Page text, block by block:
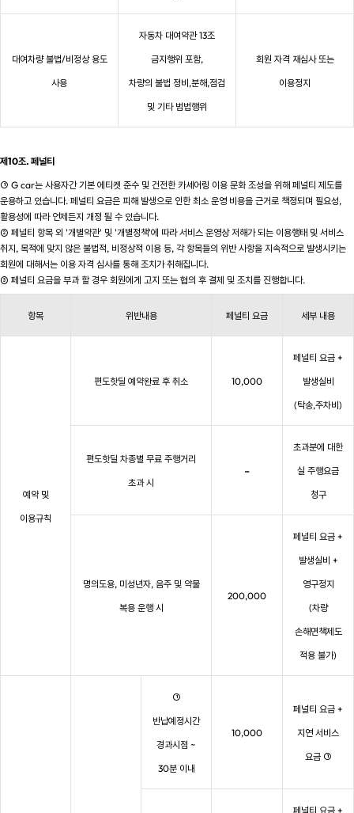
대여차량 불법/비정상 용도
사용
자동차 대여약관 13조
금지행위 포함,
차량의 불법 정비,분해,점검
및 기타 범법행위
회원 자격 재심사 또는
이용정지
제10조. 페널티
① G car는 사용자간 기본 에티켓 준수 및 건전한 카셰어링 이용 문화 조성을 위해 페널티 제도를
운용하고 있습니다. 페널티 요금은 피해 발생으로 인한 최소 운영 비용을 근거로 책정되며 필요성,
활용성에 따라 언제든지 개정 될 수 있습니다.
② 페널티 항목 외 '개별약관' 및 '개별정책'에 따라 서비스 운영상 저해가 되는 이용행태 및 서비스
취지, 목적에 맞지 않은 불법적, 비정상적 이용 등, 각 항목들의 위반 사항을 지속적으로 발생시키는
회원에 대해서는 이용 자격 심사를 통해 조치가 취해집니다.
③ 페널티 요금을 부과 할 경우 회원에게 고지 또는 협의 후 결제 및 조치를 진행합니다.
항목 위반내용 페널티 요금 세부 내용
예약 및
이용규칙
편도핫딜 예약완료 후 취소 10,000
페널티 요금 +
발생실비
(탁송,주차비)
편도핫딜 차종별 무료 주행거리
초과 시
-
초과분에 대한
실 주행요금
청구
명의도용, 미성년자, 음주 및 약물
복용 운행 시
200,000
페널티 요금 +
발생실비 +
영구정지
(차량
손해면책제도
적용 불가)
①
반납예정시간
경과시점 ~
30분 이내
10,000
페널티 요금 +
지연 서비스
요금 ①
페널티 요금 +